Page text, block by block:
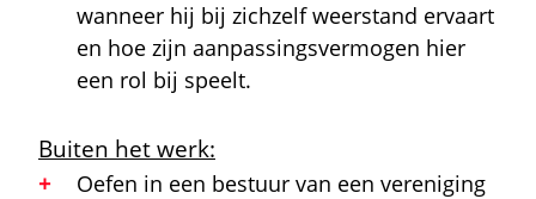
wanneer hij bij zichzelf weerstand ervaart
en hoe zijn aanpassingsvermogen hier
een rol bij speelt.
Buiten het werk:
Oefen in een bestuur van een vereniging